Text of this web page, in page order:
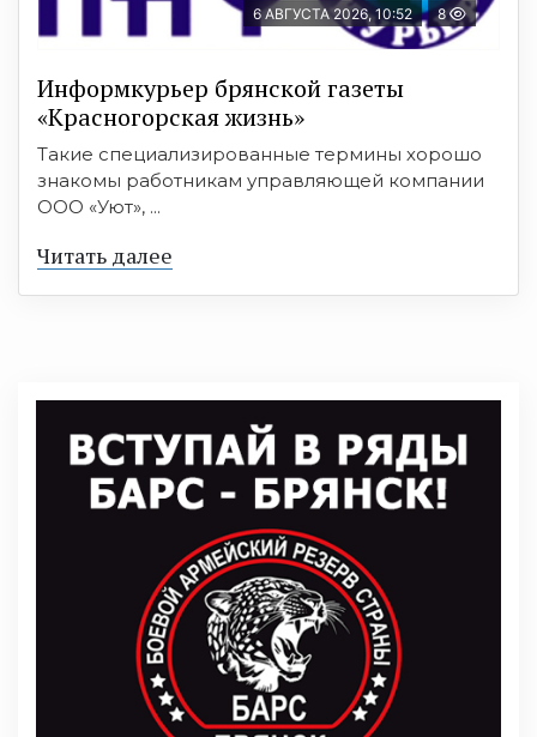
6 АВГУСТА 2026, 10:52 8
Информкурьер брянской газеты
«Красногорская жизнь»
Такие специализированные термины хорошо
знакомы работникам управляющей компании
ООО «Уют», ...
Читать далее